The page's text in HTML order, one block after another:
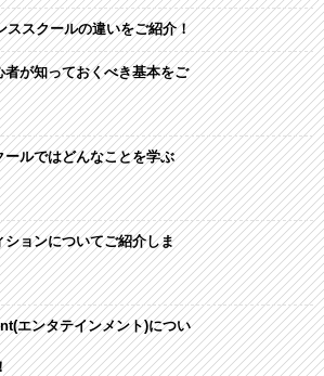
ススクールの違いをご紹介！
者が知っておくべき基本をご
ールではどんなことを学ぶ
ションについてご紹介しま
エンタテインメント)につい